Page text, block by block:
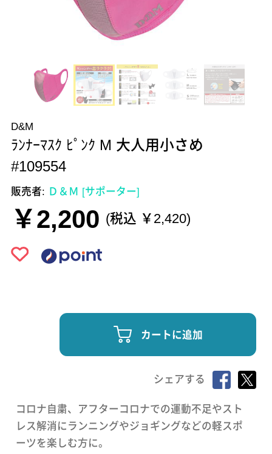
D&M
ﾗﾝﾅｰﾏｽｸ ﾋﾟﾝｸ M 大人用小さめ
#109554
販売者: Ｄ＆Ｍ [サポーター]
￥2,200 (税込 ￥2,420)
カートに追加
シェアする
コロナ自粛、アフターコロナでの運動不足やスト
レス解消にランニングやジョギングなどの軽スポ
ーツを楽しむ方に。